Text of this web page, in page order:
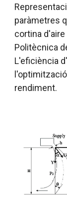
paràmetres
cortina d'aire
Politècnica
L'eficiència
rendiment.